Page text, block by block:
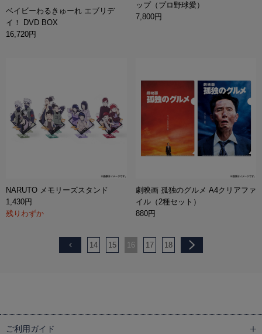
ベイビーわるきゅーれ エブリデ
イ！ DVD BOX
16,720円
ップ（プロ野球愛）
7,800円
NARUTO メモリーズスタンド
1,430円
残りわずか
劇映画 孤独のグルメ A4クリアファ
イル（2種セット）
880円
14 15 16 17 18
ご利用ガイド